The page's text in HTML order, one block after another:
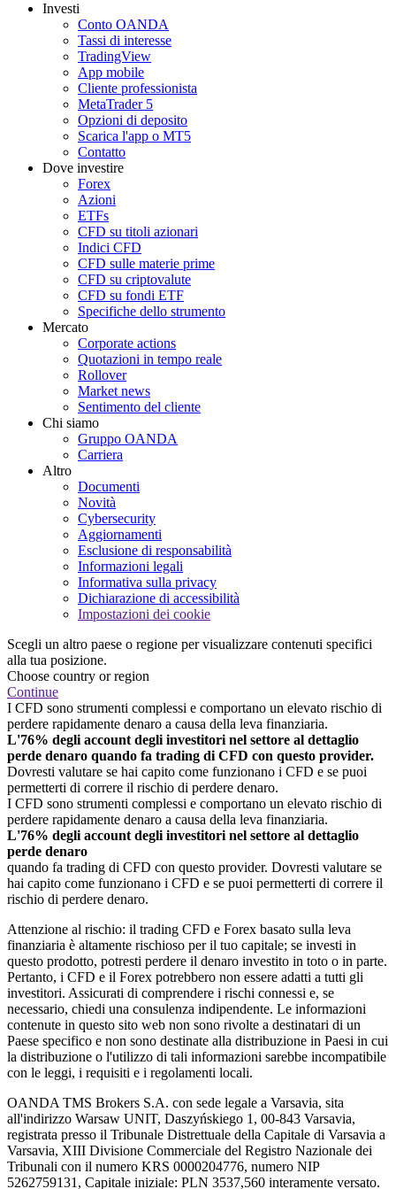
Investi
Conto OANDA
Tassi di interesse
TradingView
App mobile
Cliente professionista
MetaTrader 5
Opzioni di deposito
Scarica l'app o MT5
Contatto
Dove investire
Forex
Azioni
ETFs
CFD su titoli azionari
Indici CFD
CFD sulle materie prime
CFD su criptovalute
CFD su fondi ETF
Specifiche dello strumento
Mercato
Corporate actions
Quotazioni in tempo reale
Rollover
Market news
Sentimento del cliente
Chi siamo
Gruppo OANDA
Carriera
Altro
Documenti
Novità
Cybersecurity
Aggiornamenti
Esclusione di responsabilità
Informazioni legali
Informativa sulla privacy
Dichiarazione di accessibilità
Impostazioni dei cookie
Scegli un altro paese o regione per visualizzare contenuti specifici
alla tua posizione.
Choose country or region
Continue
I CFD sono strumenti complessi e comportano un elevato rischio di
perdere rapidamente denaro a causa della leva finanziaria.
L'76% degli account degli investitori nel settore al dettaglio
perde denaro quando fa trading di CFD con questo provider.
Dovresti valutare se hai capito come funzionano i CFD e se puoi
permetterti di correre il rischio di perdere denaro.
I CFD sono strumenti complessi e comportano un elevato rischio di
perdere rapidamente denaro a causa della leva finanziaria.
L'76% degli account degli investitori nel settore al dettaglio
perde denaro
quando fa trading di CFD con questo provider. Dovresti valutare se
hai capito come funzionano i CFD e se puoi permetterti di correre il
rischio di perdere denaro.
Attenzione al rischio: il trading CFD e Forex basato sulla leva
finanziaria è altamente rischioso per il tuo capitale; se investi in
questo prodotto, potresti perdere il denaro investito in toto o in parte.
Pertanto, i CFD e il Forex potrebbero non essere adatti a tutti gli
investitori. Assicurati di comprendere i rischi connessi e, se
necessario, chiedi una consulenza indipendente. Le informazioni
contenute in questo sito web non sono rivolte a destinatari di un
Paese specifico e non sono destinate alla distribuzione in Paesi in cui
la distribuzione o l'utilizzo di tali informazioni sarebbe incompatibile
con le leggi, i requisiti e i regolamenti locali.
OANDA TMS Brokers S.A. con sede legale a Varsavia, sita
all'indirizzo Warsaw UNIT, Daszyńskiego 1, 00-843 Varsavia,
registrata presso il Tribunale Distrettuale della Capitale di Varsavia a
Varsavia, XIII Divisione Commerciale del Registro Nazionale dei
Tribunali con il numero KRS 0000204776, numero NIP
5262759131, Capitale iniziale: PLN 3537,560 interamente versato.